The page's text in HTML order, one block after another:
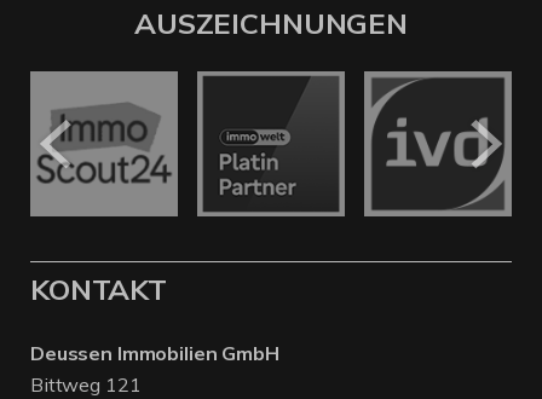
AUSZEICHNUNGEN
KONTAKT
Deussen Immobilien GmbH
Bittweg 121